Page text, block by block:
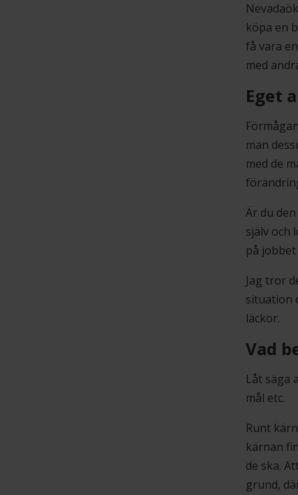
köpa en
få vara
med
Eget
man
med de
Är du
själv och
på
Jag tror
situation
läckor.
Vad
Låt säga
mål etc.
Runt
kärnan
de ska.
grund,